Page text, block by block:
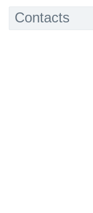
Contacts